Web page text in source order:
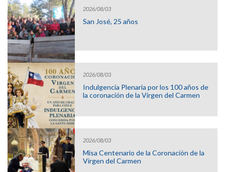
2026/08/03
San José, 25 años
2026/08/03
Indulgencia Plenaria por los 100 años de
la coronación de la Virgen del Carmen
2026/08/03
Misa Centenario de la Coronación de la
Virgen del Carmen